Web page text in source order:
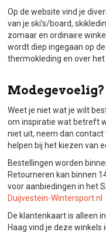
Op de website vind je
van je ski’s/board,
zomaar en ordinaire
wordt diep ingegaan op
thermokleding en over het
Weet je niet wat je wilt
om inspiratie wat betreft
niet uit, neem dan
helpen bij het kiezen van
Bestellingen worden
Retourneren kan binnen
voor aanbiedingen in het
Duijvestein-Wintersport.nl
De klantenkaart is alleen
Haag vind je deze